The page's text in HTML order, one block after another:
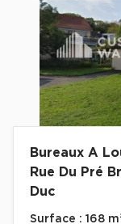
Bureaux A
Rue Du Pré
Duc
Surface : 168